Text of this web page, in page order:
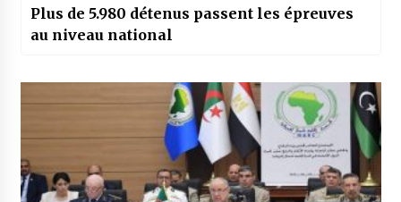
Plus de 5.980 détenus passent les épreuves
au niveau national